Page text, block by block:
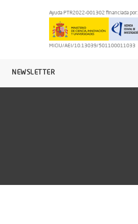
Ayuda PTR2022-001302 financiada por:
MICIU/AEI/10.13039/501100011033
NEWSLETTER